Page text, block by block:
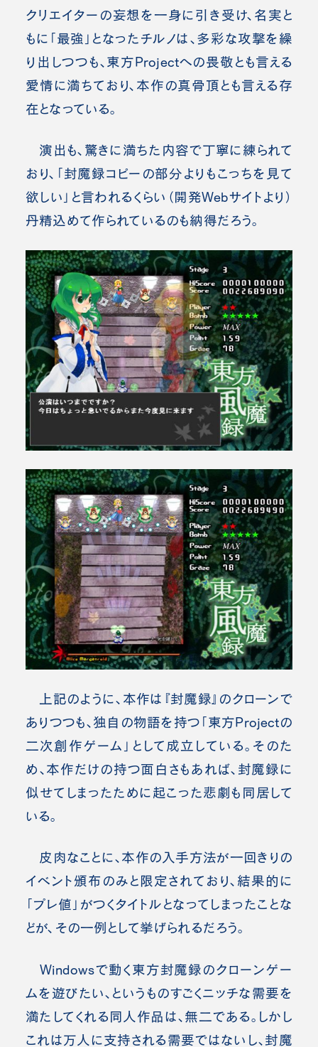
クリエイターの妄想を一身に引き受け、名実と
もに「最強」となったチルノは、多彩な攻撃を繰
り出しつつも、東方Projectへの畏敬とも言える
愛情に満ちており、本作の真骨頂とも言える存
在となっている。
演出も、驚きに満ちた内容で丁寧に練られて
おり、「封魔録コピーの部分よりもこっちを見て
欲しい」と言われるくらい（開発Webサイトより）
丹精込めて作られているのも納得だろう。
上記のように、本作は『封魔録』のクローンで
ありつつも、独自の物語を持つ「東方Projectの
二次創作ゲーム」として成立している。そのた
め、本作だけの持つ面白さもあれば、封魔録に
似せてしまったために起こった悲劇も同居して
いる。
皮肉なことに、本作の入手方法が一回きりの
イベント頒布のみと限定されており、結果的に
「プレ値」がつくタイトルとなってしまったことな
どが、その一例として挙げられるだろう。
Windowsで動く東方封魔録のクローンゲー
ムを遊びたい、というものすごくニッチな需要を
満たしてくれる同人作品は、無二である。しかし
これは万人に支持される需要ではないし、封魔